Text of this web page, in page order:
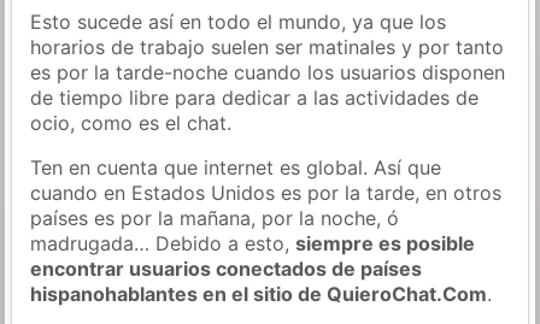
Esto sucede así en todo el mundo, ya que los
horarios de trabajo suelen ser matinales y por tanto
es por la tarde-noche cuando los usuarios disponen
de tiempo libre para dedicar a las actividades de
ocio, como es el chat.
Ten en cuenta que internet es global. Así que
cuando en Estados Unidos es por la tarde, en otros
países es por la mañana, por la noche, ó
madrugada… Debido a esto,siempre es posible
encontrar usuarios conectados de países
hispanohablantes en el sitio de QuieroChat.Com.